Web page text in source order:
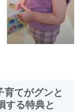
てがグンと
する特典と